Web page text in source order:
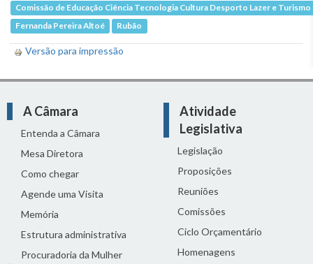
Comissão de Educação Ciência Tecnologia Cultura Desporto Lazer e Turismo
Fernanda Pereira Altoé
Rubão
Versão para impressão
A Câmara
Entenda a Câmara
Mesa Diretora
Como chegar
Agende uma Visita
Memória
Estrutura administrativa
Procuradoria da Mulher
Atividade
Legislativa
Legislação
Proposições
Reuniões
Comissões
Ciclo Orçamentário
Homenagens